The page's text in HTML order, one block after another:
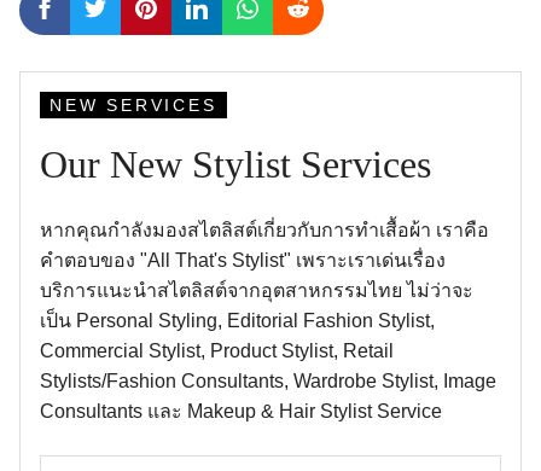
NEW SERVICES
Our New Stylist Services
หากคุณกำลังมองสไตลิสต์เกี่ยวกับการทำเสื้อผ้า เราคือ
คำตอบของ "All That's Stylist" เพราะเราเด่นเรื่อง
บริการแนะนำสไตลิสต์จากอุตสาหกรรมไทย ไม่ว่าจะ
เป็น Personal Styling, Editorial Fashion Stylist,
Commercial Stylist, Product Stylist, Retail
Stylists/Fashion Consultants, Wardrobe Stylist, Image
Consultants และ Makeup & Hair Stylist Service